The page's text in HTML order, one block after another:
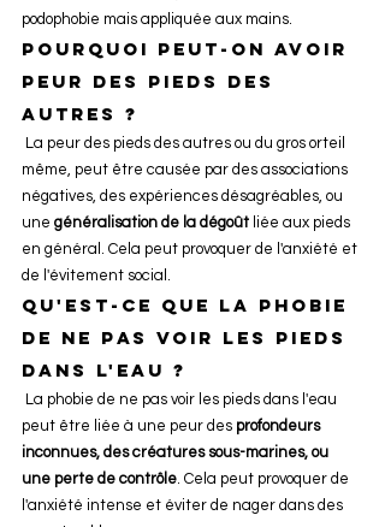
podophobie mais appliquée aux mains.
Pourquoi peut-on avoir
peur des pieds des
autres ?
La peur des pieds des autres ou du gros orteil
même, peut être causée par des associations
négatives, des expériences désagréables, ou
une généralisation de la dégoût liée aux pieds
en général. Cela peut provoquer de l'anxiété et
de l'évitement social.
Qu'est-ce que la phobie
de ne pas voir les pieds
dans l'eau ?
La phobie de ne pas voir les pieds dans l'eau
peut être liée à une peur des profondeurs
inconnues, des créatures sous-marines, ou
une perte de contrôle. Cela peut provoquer de
l'anxiété intense et éviter de nager dans des